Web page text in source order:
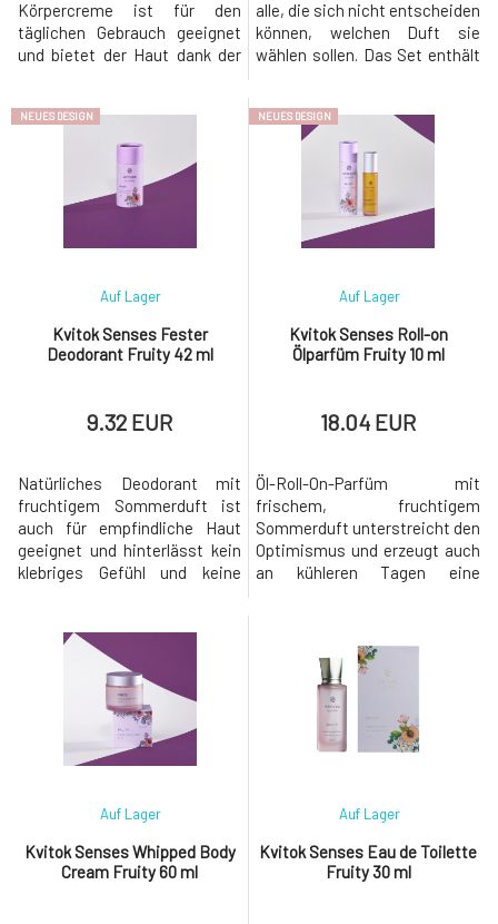
Körpercreme ist für den
täglichen Gebrauch geeignet
und bietet der Haut dank der
an pflegenden Pflanzenölen die
notwendige Dosis an
Feuchtigkeit und
Pflege.Fliehen Sie in die Welt
der Fantasie und des
verspielten Duft Fruity, der Opt
alle, die sich nicht entscheiden
können, welchen Duft sie
wählen sollen. Das Set enthält
Duft: Glamorous, Fruity,
Lovely, Thunder, Universe.
Bestandteile des Parfums
Glamorous Kopf: Bergamotte,
Orange, Himbeere.Herz:
NEUES DESIGN
Kvitok Senses Fester
Deodorant Fruity 42 ml
Auf Lager
9.32 EUR
Natürliches Deodorant mit
fruchtigem Sommerduft ist
auch für empfindliche Haut
geeignet und hinterlässt kein
klebriges Gefühl und keine
Reihe enthält Inhaltsstoffe
mit klinisch nachgewiesener
antimikrobieller Wirkung für 24
Stunden Wirksamkeit. Es
eliminiert auf natürliche Weise
NEUES DESIGN
Kvitok Senses Roll-on
Ölparfüm Fruity 10 ml
Auf Lager
18.04 EUR
Öl-Roll-On-Parfüm mit
frischem, fruchtigem
Sommerduft unterstreicht den
Optimismus und erzeugt auch
an kühleren Tagen eine
über und ergänzen so die
Vanillebasis. Eine Mischung
aus 100% reinen,
dampfdestillierten
ätherischen Ölen und
Kvitok Senses Whipped Body
Cream Fruity 60 ml
Auf Lager
Kvitok Senses Eau de Toilette
Fruity 30 ml
Auf Lager